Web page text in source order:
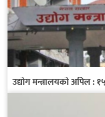
उद्योग मन्त्रालयको अपिल :